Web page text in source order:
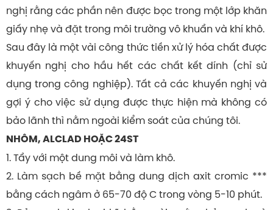
nghị rằng các phần nên được bọc trong một lớp khăn
giấy nhẹ và đặt trong môi trường vô khuẩn và khí khô.
Sau đây là một vài công thức tiền xử lý hóa chất được
khuyến nghị cho hầu hết các chất kết dính (chỉ sử
dụng trong công nghiệp). Tất cả các khuyến nghị và
gợi ý cho việc sử dụng được thực hiện mà không có
bảo lãnh thì nằm ngoài kiểm soát của chúng tôi.
NHÔM, ALCLAD HOẶC 24ST
1. Tẩy với một dung môi và làm khô.
2. Làm sạch bề mặt bằng dung dịch axit cromic ***
bằng cách ngâm ở 65-70 độ C trong vòng 5-10 phút.